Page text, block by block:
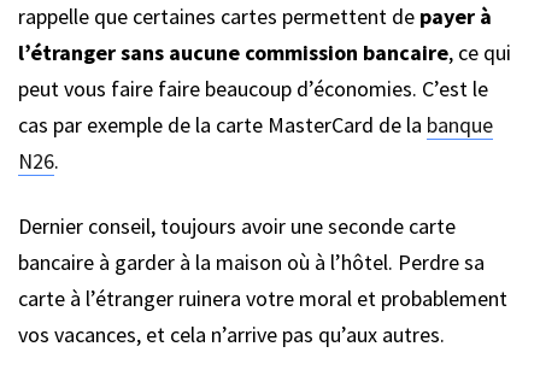
rappelle que certaines cartes permettent de payer à
l’étranger sans aucune commission bancaire, ce qui
peut vous faire faire beaucoup d’économies. C’est le
cas par exemple de la carte MasterCard de la banque
N26.
Dernier conseil, toujours avoir une seconde carte
bancaire à garder à la maison où à l’hôtel. Perdre sa
carte à l’étranger ruinera votre moral et probablement
vos vacances, et cela n’arrive pas qu’aux autres.